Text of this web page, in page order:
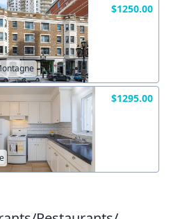
$1250.00
$1295.00